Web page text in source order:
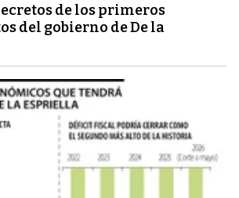
de los primeros
del gobierno de De la